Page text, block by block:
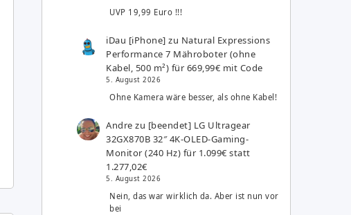
UVP 19,99 Euro !!!
iDau [iPhone] zu Natural Expressions
Performance 7 Mähroboter (ohne
Kabel, 500 m²) für 669,99€ mit Code
5. August 2026
Ohne Kamera wäre besser, als ohne Kabel!
Andre zu [beendet] LG Ultragear
32GX870B 32″ 4K-OLED-Gaming-
Monitor (240 Hz) für 1.099€ statt
1.277,02€
5. August 2026
Nein, das war wirklich da. Aber ist nun vor
bei